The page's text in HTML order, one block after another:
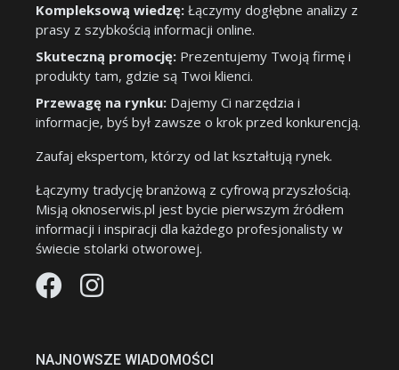
Kompleksową wiedzę: Łączymy dogłębne analizy z
prasy z szybkością informacji online.
Skuteczną promocję: Prezentujemy Twoją firmę i
produkty tam, gdzie są Twoi klienci.
Przewagę na rynku: Dajemy Ci narzędzia i
informacje, byś był zawsze o krok przed konkurencją.
Zaufaj ekspertom, którzy od lat kształtują rynek.
Łączymy tradycję branżową z cyfrową przyszłością.
Misją oknoserwis.pl jest bycie pierwszym źródłem
informacji i inspiracji dla każdego profesjonalisty w
świecie stolarki otworowej.
NAJNOWSZE WIADOMOŚCI